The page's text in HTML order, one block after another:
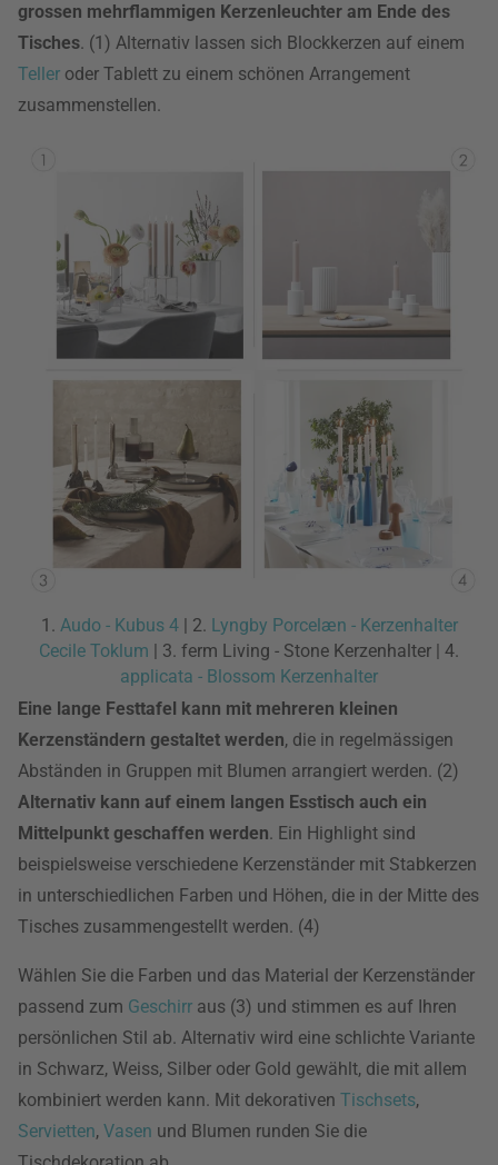
grossen mehrflammigen Kerzenleuchter am Ende des
Tisches. (1) Alternativ lassen sich Blockkerzen auf einem
Teller oder Tablett zu einem schönen Arrangement
zusammenstellen.
1. Audo - Kubus 4 | 2. Lyngby Porcelæn - Kerzenhalter
Cecile Toklum | 3. ferm Living - Stone Kerzenhalter | 4.
applicata - Blossom Kerzenhalter
Eine lange Festtafel kann mit mehreren kleinen
Kerzenständern gestaltet werden, die in regelmässigen
Abständen in Gruppen mit Blumen arrangiert werden. (2)
Alternativ kann auf einem langen Esstisch auch ein
Mittelpunkt geschaffen werden. Ein Highlight sind
beispielsweise verschiedene Kerzenständer mit Stabkerzen
in unterschiedlichen Farben und Höhen, die in der Mitte des
Tisches zusammengestellt werden. (4)
Wählen Sie die Farben und das Material der Kerzenständer
passend zum Geschirr aus (3) und stimmen es auf Ihren
persönlichen Stil ab. Alternativ wird eine schlichte Variante
in Schwarz, Weiss, Silber oder Gold gewählt, die mit allem
kombiniert werden kann. Mit dekorativen Tischsets,
Servietten, Vasen und Blumen runden Sie die